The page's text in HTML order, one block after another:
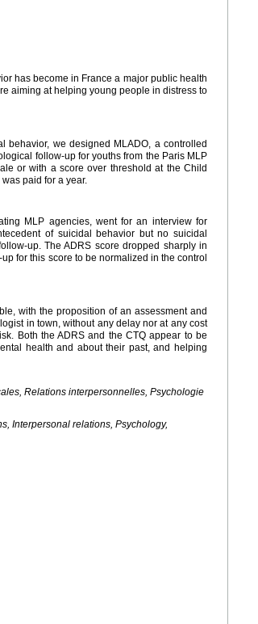
has become in France a major public health
aiming at helping young people in distress to
behavior, we designed MLADO, a controlled
follow-up for youths from the Paris MLP
or with a score over threshold at the Child
paid for a year.
MLP agencies, went for an interview for
of suicidal behavior but no suicidal
up. The ADRS score dropped sharply in
for this score to be normalized in the control
with the proposition of an assessment and
in town, without any delay nor at any cost
Both the ADRS and the CTQ appear to be
health and about their past, and helping
Relations interpersonnelles, Psychologie
Interpersonal relations, Psychology,